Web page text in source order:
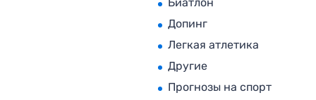
Допинг
Легкая атлетика
Другие
Прогнозы на спорт